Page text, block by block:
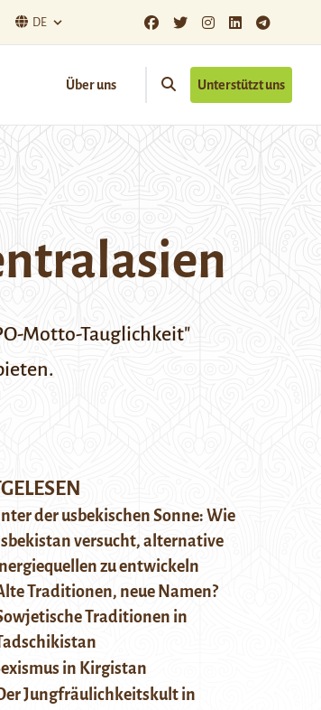
DE
Über uns Unterstützt uns
Motto-Tauglichkeit"
der usbekischen Sonne: Wie
versucht, alternative
zu entwickeln
Traditionen, neue Namen?
Traditionen in
in Kirgistan
Jungfräulichkeitskult in